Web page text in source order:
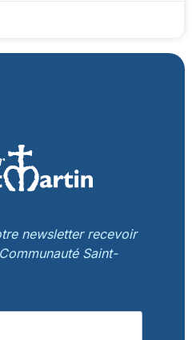
newsletter recevoir
Saint-